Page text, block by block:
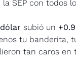
la SEP con todos
dólar subió un
tu banderita,
tan caros en